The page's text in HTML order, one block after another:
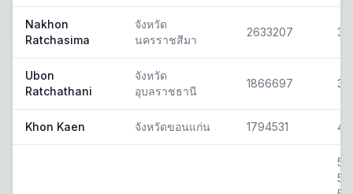
Nakhon
Ratchasima
จังหวัด
นครราชสีมา
2633207 30
Ubon
Ratchathani
จังหวัด
อุบลราชธานี
1866697 34
Khon Kaen จังหวัดขอนแก่น 1794531 40